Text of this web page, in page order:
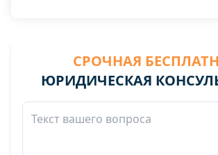
СРОЧНАЯ
ЮРИДИЧЕСКАЯ